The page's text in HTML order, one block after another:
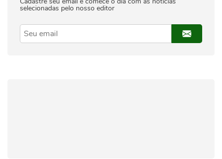
selecionadas pelo nosso editor